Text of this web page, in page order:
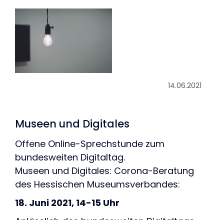
14.06.2021
Museen und Digitales
Offene Online-Sprechstunde zum
bundesweiten Digitaltag.
Museen und Digitales: Corona-Beratung
des Hessischen Museumsverbandes:
18. Juni 2021, 14-15 Uhr